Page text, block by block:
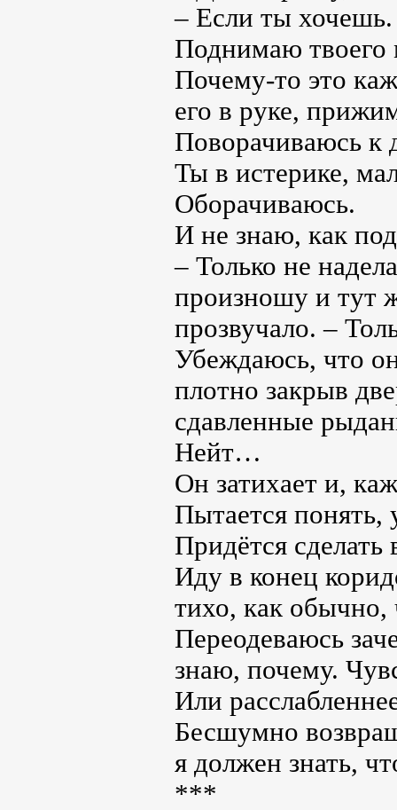
– Если ты хочешь.
Поднимаю твоего
Почему-то это
его в руке,
Поворачиваюсь к
Ты в истерике,
Оборачиваюсь.
И не знаю, как
– Только не
произношу и тут
прозвучало. –
Убеждаюсь, что
плотно закрыв
сдавленные
Нейт…
Он затихает и,
Пытается понять,
Придётся сделать
Иду в конец
тихо, как
Переодеваюсь
знаю, почему.
Или
Бесшумно
я должен знать,
***